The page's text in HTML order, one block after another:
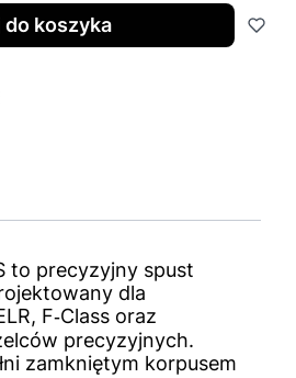
do koszyka
to precyzyjny spust
dla
F‑Class oraz
precyzyjnych.
zamkniętym korpusem